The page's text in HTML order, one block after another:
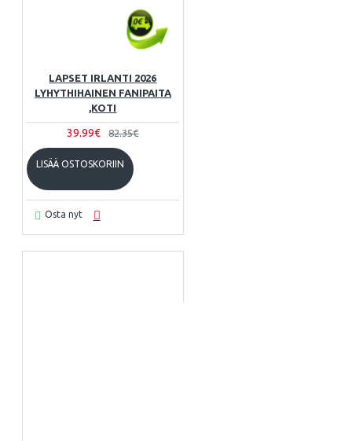
LAPSET IRLANTI 2026
LYHYTHIHAINEN FANIPAITA
,KOTI
39.99€ 82.35€
LISÄÄ OSTOSKORIIN
Osta nyt